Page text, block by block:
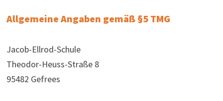
Allgemeine Angaben gemäß §5 TMG
Jacob-Ellrod-Schule
Theodor-Heuss-Straße 8
95482 Gefrees